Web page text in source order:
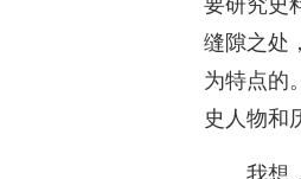
要研究史
缝隙之处
为特点的
史人物和
我想